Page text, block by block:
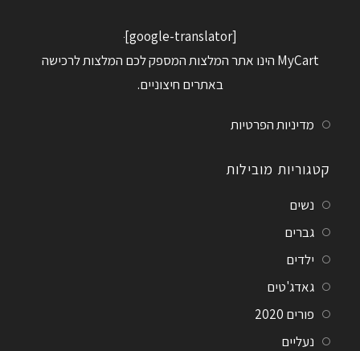
[google-translator]
MyCart הינו אתר המלצות המספק לכם המלצות לרכישה
באתרים חיצוניים.
מדיניות הפרטיות
קטגוריות מובילות
נשים
גברים
ילדים
גאדג'טים
פורים 2020
נעליים